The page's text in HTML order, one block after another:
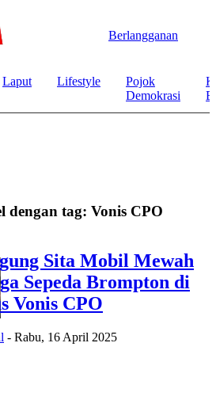
Berlangganan
Laput Lifestyle
Pojok
Demokrasi
dengan tag: Vonis CPO
Sita Mobil Mewah
Sepeda Brompton di
Vonis CPO
- Rabu, 16 April 2025